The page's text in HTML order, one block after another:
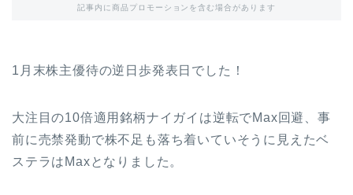
記事内に商品プロモーションを含む場合があります
1月末株主優待の逆日歩発表日でした！
大注目の10倍適用銘柄ナイガイは逆転でMax回避、事
前に売禁発動で株不足も落ち着いていそうに見えたベ
ステラはMaxとなりました。